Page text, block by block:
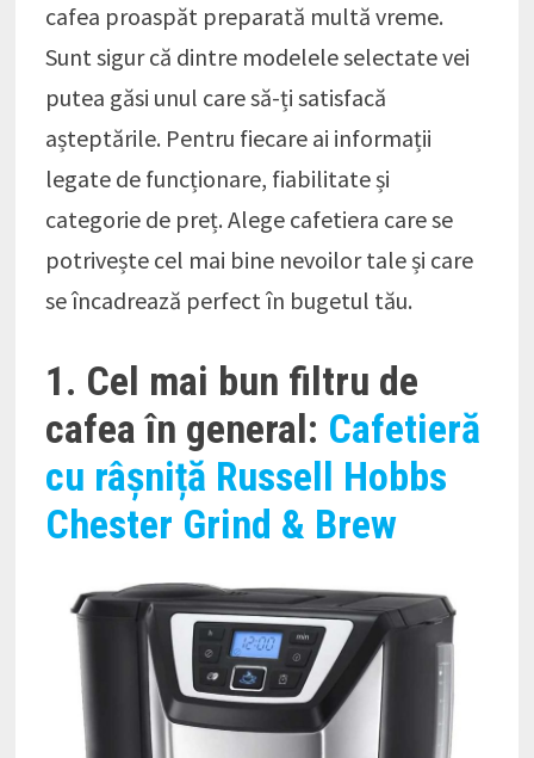
cafea proaspăt preparată multă vreme.
Sunt sigur că dintre modelele selectate vei
putea găsi unul care să-ți satisfacă
așteptările. Pentru fiecare ai informații
legate de funcționare, fiabilitate și
categorie de preț. Alege cafetiera care se
potrivește cel mai bine nevoilor tale și care
se încadrează perfect în bugetul tău.
1. Cel mai bun filtru de
cafea în general: Cafetieră
cu râșniță Russell Hobbs
Chester Grind & Brew